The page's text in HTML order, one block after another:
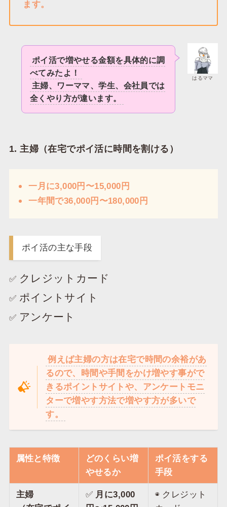
ます。
はるママ
ポイ活で増やせる金額を具体的に調
べてみたよ！
主婦、ワーママ、学生、会社員では
全くやり方が違います。
1. 主婦（在宅でポイ活に時間を割ける）
一月に3,000円〜15,000円
一年間で36,000円〜180,000円
ポイ活の主な手段
✅ クレジットカード
✅ ポイントサイト
✅ アンケート
例えば主婦の方は在宅で時間の余裕があ
るので、時間や手間をかけ増やす事がで
きるポイントサイトや、アンケートモニ
ターで増やす方法で増やす方が多いで
す。
属性と特徴
どのくらい増
やせるか
ポイ活をする
手段
主婦
✅️ 月に3,000
◉ クレジット